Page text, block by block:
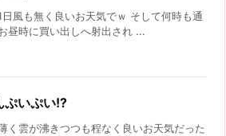
日風も無く良いお天気でｗ そして何時も通
昼時に買い出しへ射出され ...
ぷいぷい!?
く雲が沸きつつも程なく良いお天気だった